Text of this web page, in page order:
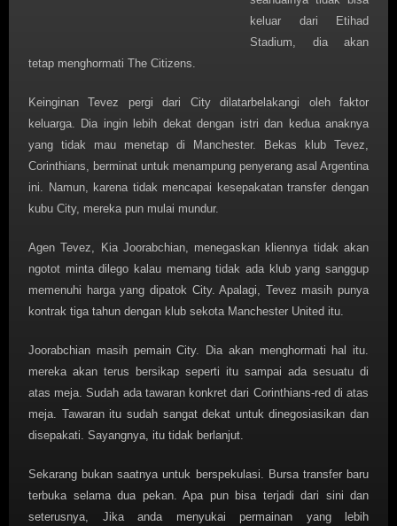
keluar dari Etihad
Stadium, dia akan
tetap menghormati The Citizens.
Keinginan Tevez pergi dari City dilatarbelakangi oleh faktor
keluarga. Dia ingin lebih dekat dengan istri dan kedua anaknya
yang tidak mau menetap di Manchester. Bekas klub Tevez,
Corinthians, berminat untuk menampung penyerang asal Argentina
ini. Namun, karena tidak mencapai kesepakatan transfer dengan
kubu City, mereka pun mulai mundur.
Agen Tevez, Kia Joorabchian, menegaskan kliennya tidak akan
ngotot minta dilego kalau memang tidak ada klub yang sanggup
memenuhi harga yang dipatok City. Apalagi, Tevez masih punya
kontrak tiga tahun dengan klub sekota Manchester United itu.
Joorabchian masih pemain City. Dia akan menghormati hal itu.
mereka akan terus bersikap seperti itu sampai ada sesuatu di
atas meja. Sudah ada tawaran konkret dari Corinthians-red di atas
meja. Tawaran itu sudah sangat dekat untuk dinegosiasikan dan
disepakati. Sayangnya, itu tidak berlanjut.
Sekarang bukan saatnya untuk berspekulasi. Bursa transfer baru
terbuka selama dua pekan. Apa pun bisa terjadi dari sini dan
seterusnya, Jika anda menyukai permainan yang lebih